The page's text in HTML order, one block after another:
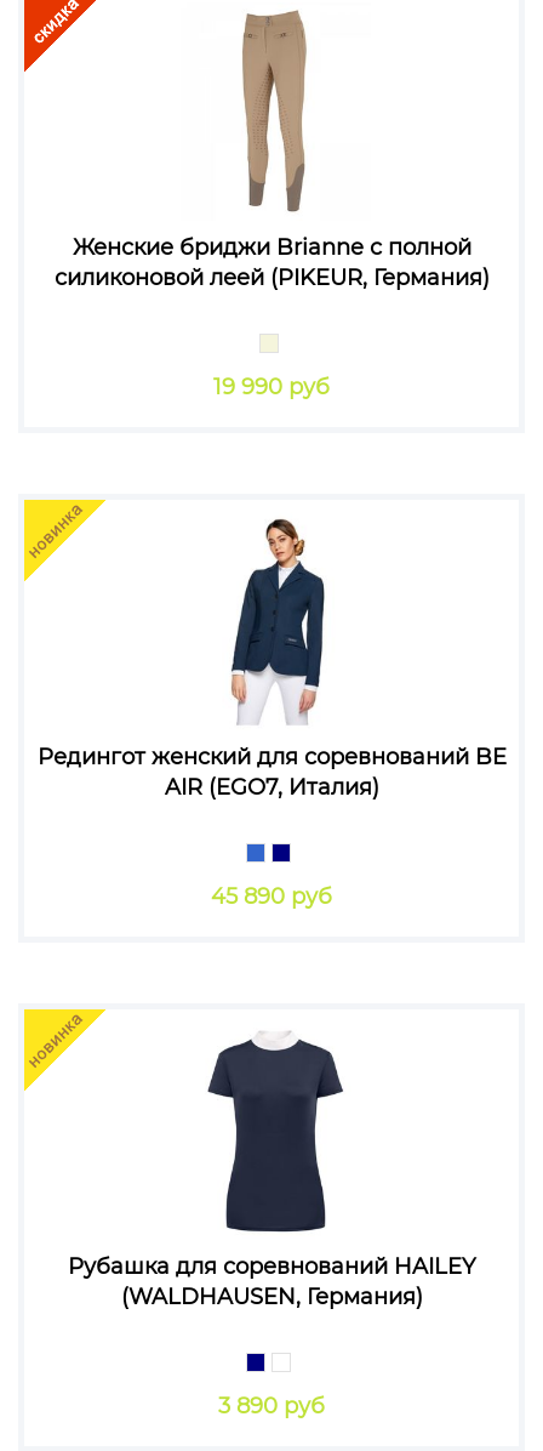
Женские бриджи Brianne с полной
силиконовой леей (PIKEUR, Германия)
19 990 руб
Редингот женский для соревнований BE
AIR (EGO7, Италия)
45 890 руб
Рубашка для соревнований HAILEY
(WALDHAUSEN, Германия)
3 890 руб